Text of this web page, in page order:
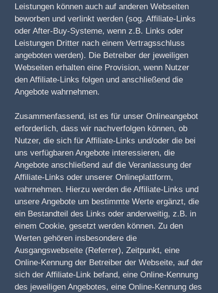
Leistungen können auch auf anderen Webseiten
beworben und verlinkt werden (sog. Affiliate-Links
oder After-Buy-Systeme, wenn z.B. Links oder
Leistungen Dritter nach einem Vertragsschluss
angeboten werden). Die Betreiber der jeweiligen
Webseiten erhalten eine Provision, wenn Nutzer
den Affiliate-Links folgen und anschließend die
Angebote wahrnehmen.
Zusammenfassend, ist es für unser Onlineangebot
erforderlich, dass wir nachverfolgen können, ob
Nutzer, die sich für Affiliate-Links und/oder die bei
uns verfügbaren Angebote interessieren, die
Angebote anschließend auf die Veranlassung der
Affiliate-Links oder unserer Onlineplattform,
wahrnehmen. Hierzu werden die Affiliate-Links und
unsere Angebote um bestimmte Werte ergänzt, die
ein Bestandteil des Links oder anderweitig, z.B. in
einem Cookie, gesetzt werden können. Zu den
Werten gehören insbesondere die
Ausgangswebseite (Referrer), Zeitpunkt, eine
Online-Kennung der Betreiber der Webseite, auf der
sich der Affiliate-Link befand, eine Online-Kennung
des jeweiligen Angebotes, eine Online-Kennung des